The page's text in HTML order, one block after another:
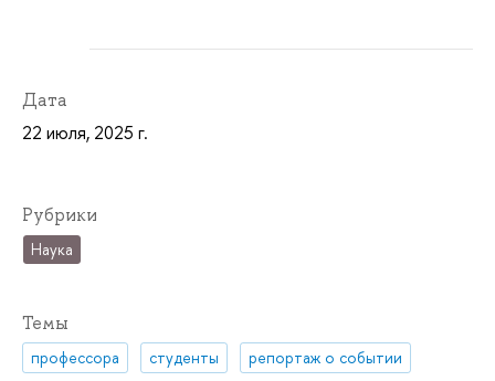
Дата
22 июля, 2025 г.
Рубрики
Наука
Темы
профессора студенты репортаж о событии